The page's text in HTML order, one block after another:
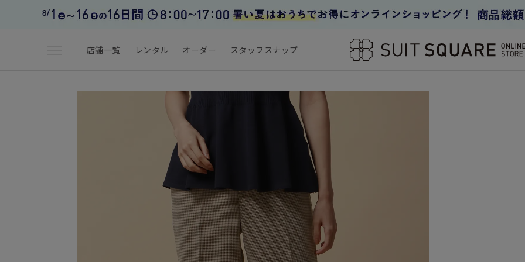
menu 店舗一覧 レンタル オーダー スタッフスナップ